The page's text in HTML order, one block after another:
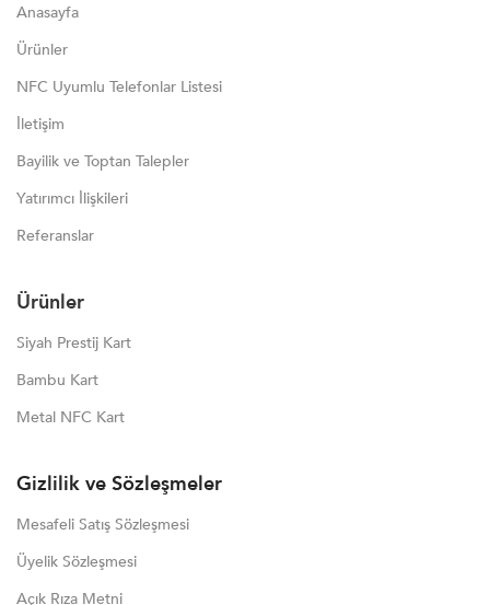
Anasayfa
Ürünler
NFC Uyumlu Telefonlar Listesi
İletişim
Bayilik ve Toptan Talepler
Yatırımcı İlişkileri
Referanslar
Ürünler
Siyah Prestij Kart
Bambu Kart
Metal NFC Kart
Gizlilik ve Sözleşmeler
Mesafeli Satış Sözleşmesi
Üyelik Sözleşmesi
Açık Rıza Metni